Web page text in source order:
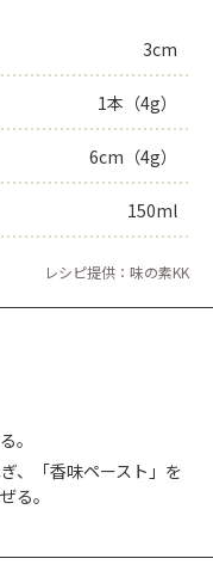
3cm
1本（4g）
6cm（4g）
150ml
レシピ提供：味の素KK
。
、「香味ペースト」を
る。